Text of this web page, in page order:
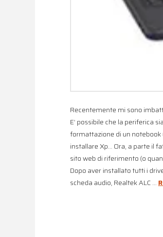
Recentemente mi sono
E’ possibile che la periferica
formattazione di un
installare Xp… Ora, a parte il
sito web di riferimento (o
Dopo aver installato tutti i
scheda audio, Realtek ALC …